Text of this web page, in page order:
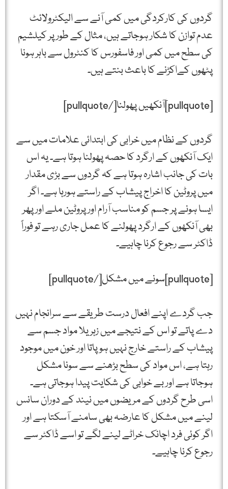
گردوں کی کارکردگی میں کمی آنے سے الیکٹرولائٹ
عدم توازن کا شکار ہوجاتے ہیں، مثال کے طور پر کیلشیم
کی سطح میں کمی اور فاسفورس کا کنٹرول سے باہر ہونا
پٹھوں کےاکڑنے کا باعث بنتے ہیں۔
[pullquote]آنکھیں پھولنا[/pullquote]
گردوں کے نظام میں خرابی کی ابتدائی علامات میں سے
ایک آنکھوں کے ارگرد کا حصہ پھولنا ہوتا ہے۔ یہ اس
بات کی جانب اشارہ ہوتا ہے کہ گردوں سے بڑی مقدار
میں پروٹین کا اخراج پیشاب کے راستے ہورہا ہے۔ اگر
ایسا ہونے پر جسم کو مناسب آرام اور پروٹین ملے اور پھر
بھی آنکھوں کے ارگرد پھولنے کا عمل جاری رہے تو فوراً
ڈاکٹر سے رجوع کرنا چاہیے۔
[pullquote]سونے میں مشکل[/pullquote]
جب گردے اپنے افعال درست طریقے سے سرانجام نہیں
دے پاتے تو اس کے نتیجے میں زہریلا مواد جسم سے
پیشاب کے راستے خارج نہیں ہوپاتا اور خون میں موجود
رہتا ہے، اس مواد کی سطح بڑھنے سے سونا مشکل
ہوجاتا ہے اور بے خوابی کی شکایت پیدا ہوجاتی ہے۔
اسی طرح گردوں کے مریضوں میں نیند کے دوران سانس
لینے میں مشکل کا عارضہ بھی سامنے آسکتا ہے اور
اگر کوئی فرد اچانک خراٹے لینے لگے تو اسے ڈاکٹر سے
رجوع کرنا چاہیے۔